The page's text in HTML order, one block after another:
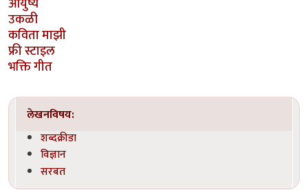
उकळी
कविता माझी
फ्री स्टाइल
भक्ति गीत
लेखनविषय:
शब्दक्रीडा
विज्ञान
सरबत